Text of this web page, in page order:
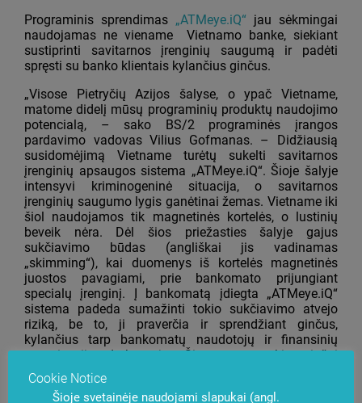
Programinis sprendimas „ATMeye.iQ“ jau sėkmingai
naudojamas ne viename Vietnamo banke, siekiant
sustiprinti savitarnos įrenginių saugumą ir padėti
spręsti su banko klientais kylančius ginčus.
„Visose Pietryčių Azijos šalyse, o ypač Vietname,
matome didelį mūsų programinių produktų naudojimo
potencialą, – sako BS/2 programinės įrangos
pardavimo vadovas Vilius Gofmanas. – Didžiausią
susidomėjimą Vietname turėtų sukelti savitarnos
įrenginių apsaugos sistema „ATMeye.iQ“. Šioje šalyje
intensyvi kriminogeninė situacija, o savitarnos
įrenginių saugumo lygis ganėtinai žemas. Vietname iki
šiol naudojamos tik magnetinės kortelės, o lustinių
beveik nėra. Dėl šios priežasties šalyje gajus
sukčiavimo būdas (angliškai jis vadinamas
„skimming“), kai duomenys iš kortelės magnetinės
juostos pavagiami, prie bankomato prijungiant
specialų įrenginį. Į bankomatą įdiegta „ATMeye.iQ“
sistema padeda sumažinti tokio sukčiavimo atvejo
riziką, be to, ji praverčia ir sprendžiant ginčus,
kylančius tarp bankomatų naudotojų ir finansinių
organizacijų darbuotojų. Šiuo metu tokie ginčai
daugumoje Vietnamo bankų užtrunka vidutiniškai 10–
14 dienų. Taikant minėtą programinį sprendimą, juos
Cookie Notice
Šioje svetainėje naudojami slapukai (angl.